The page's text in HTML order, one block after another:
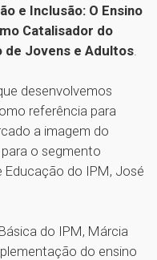
e Inclusão: O Ensino
Catalisador do
de Jovens e Adultos
desenvolvemos
referência para
a imagem do
o segmento
Educação do IPM, José
do IPM, Márcia
do ensino